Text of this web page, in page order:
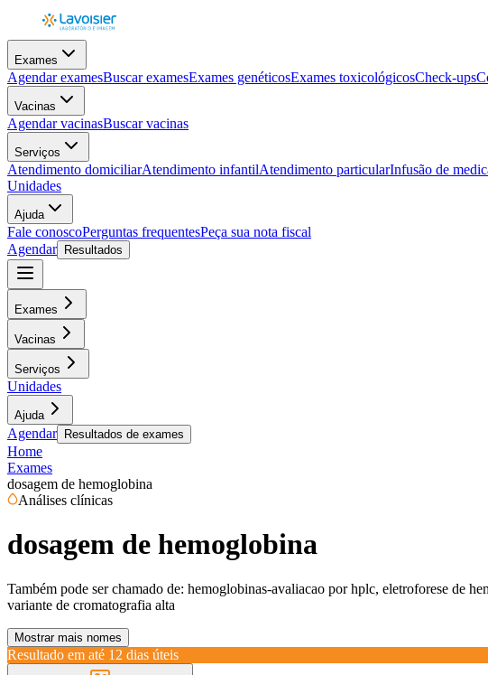
Exames
Agendar examesBuscar examesExames genéticosExames toxicológicosCheck-ups
Vacinas
Agendar vacinasBuscar vacinas
Serviços
Atendimento domiciliarAtendimento infantilAtendimento particularInfusão de
Unidades
Ajuda
Fale conoscoPerguntas frequentesPeça sua nota fiscal
Agendar
Resultados
Exames
Vacinas
Serviços
Unidades
Ajuda
Agendar Resultados de exames
Home
Exames
dosagem de hemoglobina
Análises clínicas
dosagem de hemoglobina
Também pode ser chamado de: hemoglobinas-avaliacao por hplc, eletroforese de
variante de cromatografia alta
Mostrar mais nomes
Resultado em até 12 dias úteis